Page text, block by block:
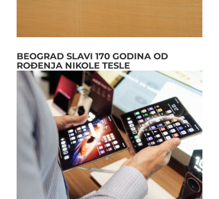
BEOGRAD SLAVI 170 GODINA OD
ROĐENJA NIKOLE TESLE